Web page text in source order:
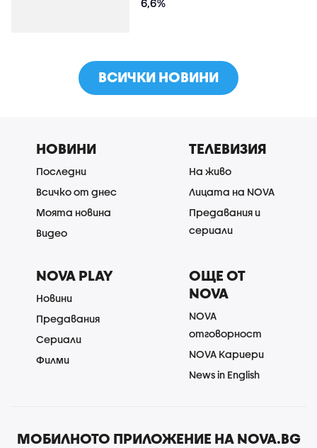
6,6%
ВСИЧКИ НОВИНИ
НОВИНИ
Последни
Всичко от днес
Моята новина
Видео
ТЕЛЕВИЗИЯ
На живо
Лицата на NOVA
Предавания и
сериали
NOVA PLAY
Новини
Предавания
Сериали
Филми
ОЩЕ ОТ
NOVA
NOVA
отговорност
NOVA Кариери
News in English
МОБИЛНОТО ПРИЛОЖЕНИЕ НА NOVA.BG